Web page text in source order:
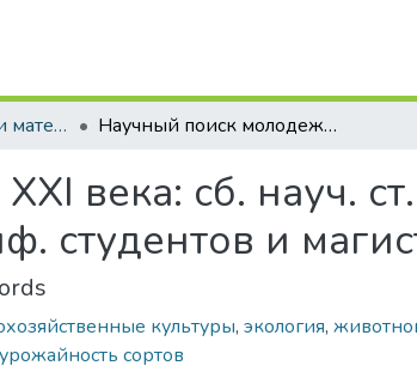
Сборники трудов и материалы конференций студентов Научный поиск молодежи XXI века: сб. науч. ст. по материалам XIII Международной науч. конф. студентов и магистрантов. В 6 ч. Ч. 2.
века: сб. науч.
студентов и
культуры, экология,
урожайность сортов